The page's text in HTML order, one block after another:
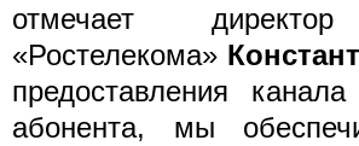
отмечает
«Ростелекома»
предоставления
абонента, мы